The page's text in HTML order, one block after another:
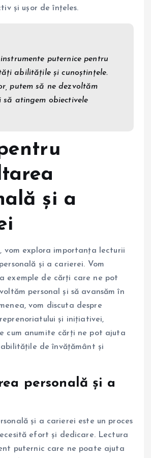
și ușor de înțeles.
puternice pentru
abilitățile și cunoștințele.
putem să ne dezvoltăm
să atingem obiectivele
și a
vom explora importanța lecturii
și a carierei. Vom
exemple de cărți care ne pot
personal și să avansăm în
vom discuta despre
și inițiativei,
cum anumite cărți ne pot ajuta
de învățământ și
personală și a
și a carierei este un proces
efort și dedicare. Lectura
puternic care ne poate ajuta